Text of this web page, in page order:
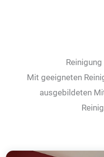
Mit geeigneten
ausgebildeten